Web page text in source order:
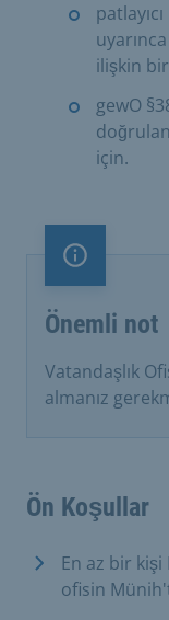
ilişkin
gewO
için.
Önemli not
Önemli not
Vatandaşlık
almanız
Ön Koşullar
En az bir kişi
ofisin